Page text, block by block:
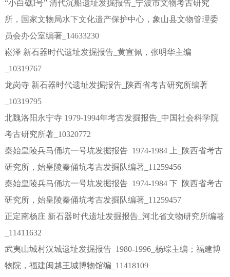
“小白礁I号” 清代沉船遗址发掘报告_宁波市文物考古研究
所，国家文物局水下文化遗产保护中心，象山县文物管理委
员会办公室编著_14633230
崧泽 新石器时代遗址发掘报告_黄宣佩，张明华主编
_10319767
龙岗寺 新石器时代遗址发掘报告_陕西省考古研究所编著
_10319795
北魏洛阳永宁寺 1979-1994年考古发掘报告_中国社会科学院
考古研究所著_10320772
秦始皇陵兵马俑坑一号坑发掘报告 1974-1984 上_陕西省考古
研究所，始皇陵秦俑坑考古发掘队编著_11259456
秦始皇陵兵马俑坑一号坑发掘报告 1974-1984 下_陕西省考古
研究所，始皇陵秦俑坑考古发掘队编著_11259457
正定南杨庄 新石器时代遗址发掘报告_河北省文物研究所编著
_11411632
武夷山城村汉城遗址发掘报告 1980-1996_杨琮主编；福建博
物院，福建闽越王城博物馆编_11418109